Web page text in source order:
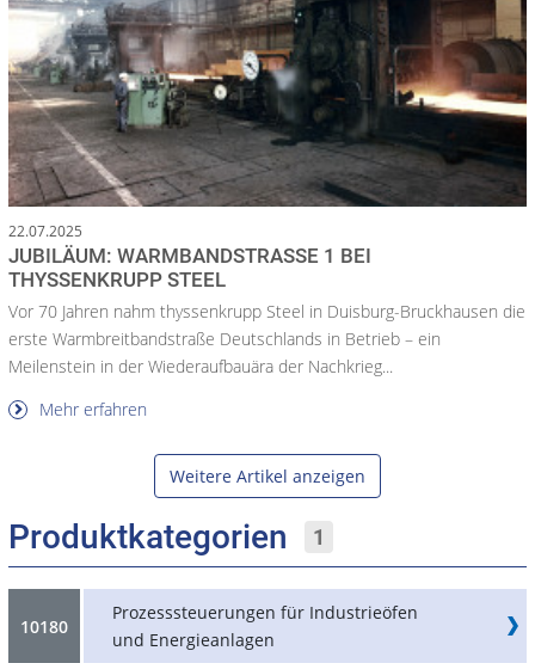
22.07.2025
JUBILÄUM: WARMBANDSTRASSE 1 BEI T
HYSSENKRUPP STEEL
Vor 70 Jahren nahm thyssenkrupp Steel in Duisburg-Bruckhausen die
erste Warmbreitbandstraße Deutschlands in Betrieb – ein
Meilenstein in der Wiederaufbauära der Nachkrieg...
Mehr erfahren
Weitere Artikel anzeigen
Produktkategorien 1
10180
Prozesssteuerungen für Industrieöfen
und Energieanlagen